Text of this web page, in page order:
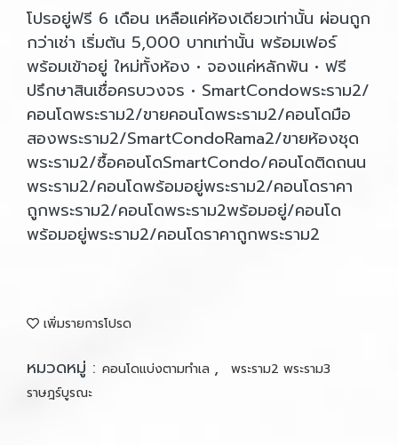
โปรอยู่ฟรี 6 เดือน เหลือแค่ห้องเดียวเท่านั้น ผ่อนถูก
กว่าเช่า เริ่มต้น 5,000 บาทเท่านั้น พร้อมเฟอร์
พร้อมเข้าอยู่ ใหม่ทั้งห้อง • จองแค่หลักพัน • ฟรี
ปรึกษาสินเชื่อครบวงจร • SmartCondoพระราม2/
คอนโดพระราม2/ขายคอนโดพระราม2/คอนโดมือ
สองพระราม2/SmartCondoRama2/ขายห้องชุด
พระราม2/ซื้อคอนโดSmartCondo/คอนโดติดถนน
พระราม2/คอนโดพร้อมอยู่พระราม2/คอนโดราคา
ถูกพระราม2/คอนโดพระราม2พร้อมอยู่/คอนโด
พร้อมอยู่พระราม2/คอนโดราคาถูกพระราม2
เพิ่มรายการโปรด
หมวดหมู่ : คอนโดแบ่งตามทำเล ,
พระราม2 พระราม3
ราษฎร์บูรณะ